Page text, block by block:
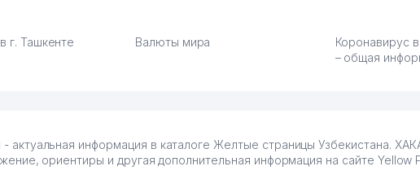
г. Ташкенте Валюты мира
Коронавирус
– общая
актуальная информация в каталоге Желтые страницы Узбекистана.
ориентиры и другая дополнительная информация на сайте Yellow